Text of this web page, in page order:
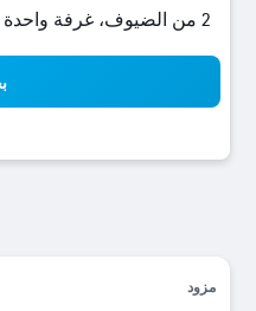
2 من الضيوف، غرفة واحدة
مزود